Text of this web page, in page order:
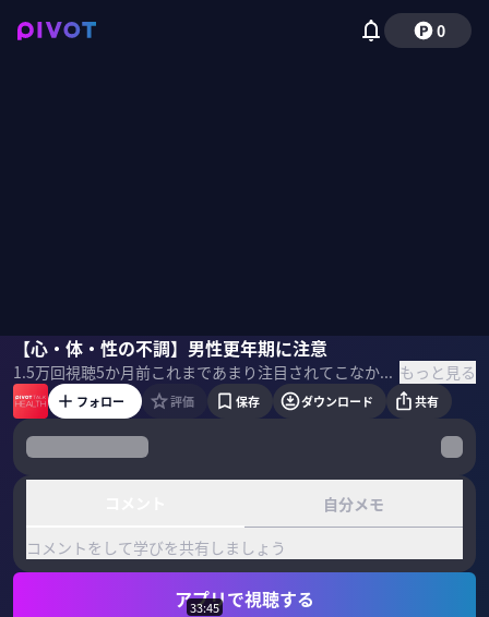
0
【心・体・性の不調】男性更年期に注意
1.5万回視聴5か月前 これまであまり注目されてこなかった「男性の更年期障害」。男性ホルモンの減少により、早い人では30〜40代から心・体・性の様々な不調が起きる可能性がある。主な症状や対策について、泌尿器科医の久末伸一氏に聞いた。 ＜ゲスト＞ 久末伸一｜泌尿器科医 恵佑会札幌病院 泌尿器科部長。日本泌尿器科学会指導医・専門医。泌尿器ロボット支援手術プロクター認定医。1995年、札幌医科大学卒。同大助教、帝京大講師、順天堂大准教授、千葉西総合病院泌尿器科部長、国際医療福祉大教授などを経て現職。 ＜目次＞ もっと見る
久末伸一西川典孝
フォロー 評価 保存 ダウンロード 共有
自分メモ
コメントをして学びを共有しましょう
アプリで視聴する
33:45